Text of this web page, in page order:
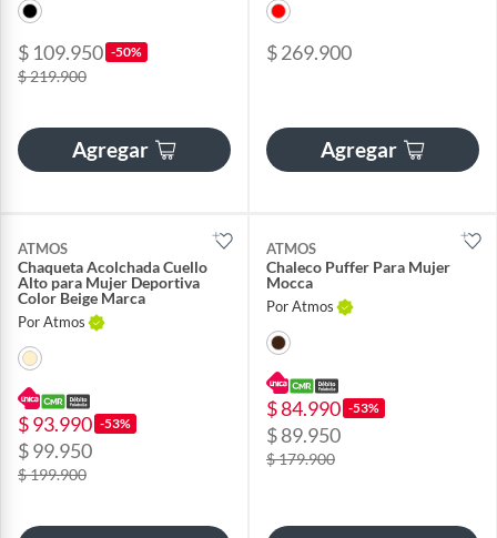
$ 109.950 -50%
$ 219.900
Agregar
$ 269.900
Agregar
ATMOS
Chaqueta Acolchada Cuello
Alto para Mujer Deportiva
Color Beige Marca
Por Atmos
$ 93.990 -53%
$ 99.950
$ 199.900
ATMOS
Chaleco Puffer Para Mujer
Mocca
Por Atmos
$ 84.990 -53%
$ 89.950
$ 179.900